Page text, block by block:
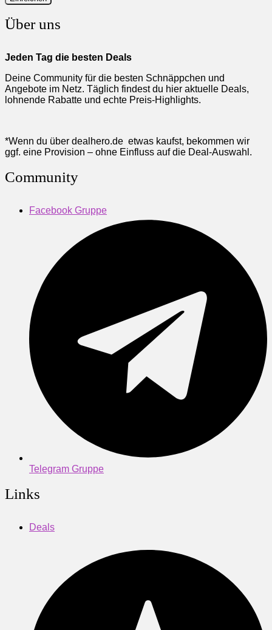
Über uns
Jeden Tag die besten Deals
Deine Community für die besten Schnäppchen und
Angebote im Netz. Täglich findest du hier aktuelle Deals,
lohnende Rabatte und echte Preis-Highlights.
*Wenn du über dealhero.de etwas kaufst, bekommen wir
ggf. eine Provision – ohne Einfluss auf die Deal-Auswahl.
Community
Facebook Gruppe
Telegram Gruppe
Links
Deals